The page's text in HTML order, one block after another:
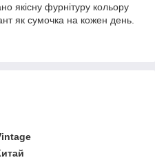
якісну фурнітуру кольору
як сумочка на кожен день.